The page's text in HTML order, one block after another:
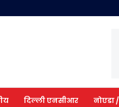
दिल्ली एनसीआर नोएडा